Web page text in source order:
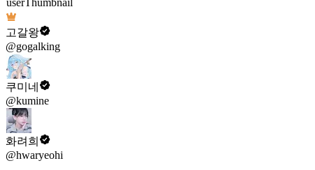
고갈왕
@gogalking
쿠미네
@kumine
화려희
@hwaryeohi